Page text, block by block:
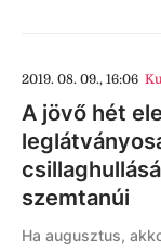
2019. 08. 09., 16:06
A jövő hét
szemtanúi
Ha augusztus,